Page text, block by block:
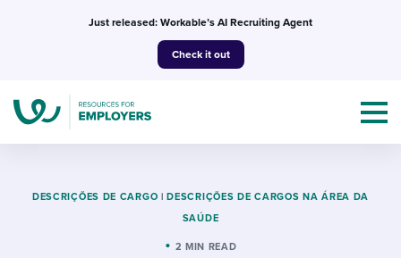
Just released: Workable’s AI Recruiting Agent
Check it out
Topics
DESCRIÇÕES DE CARGO | DESCRIÇÕES DE CARGOS NA ÁREA DA
SAÚDE
2 MIN READ